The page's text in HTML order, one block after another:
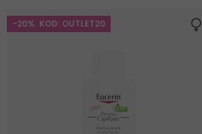
-20%. KOD: OUTLET20